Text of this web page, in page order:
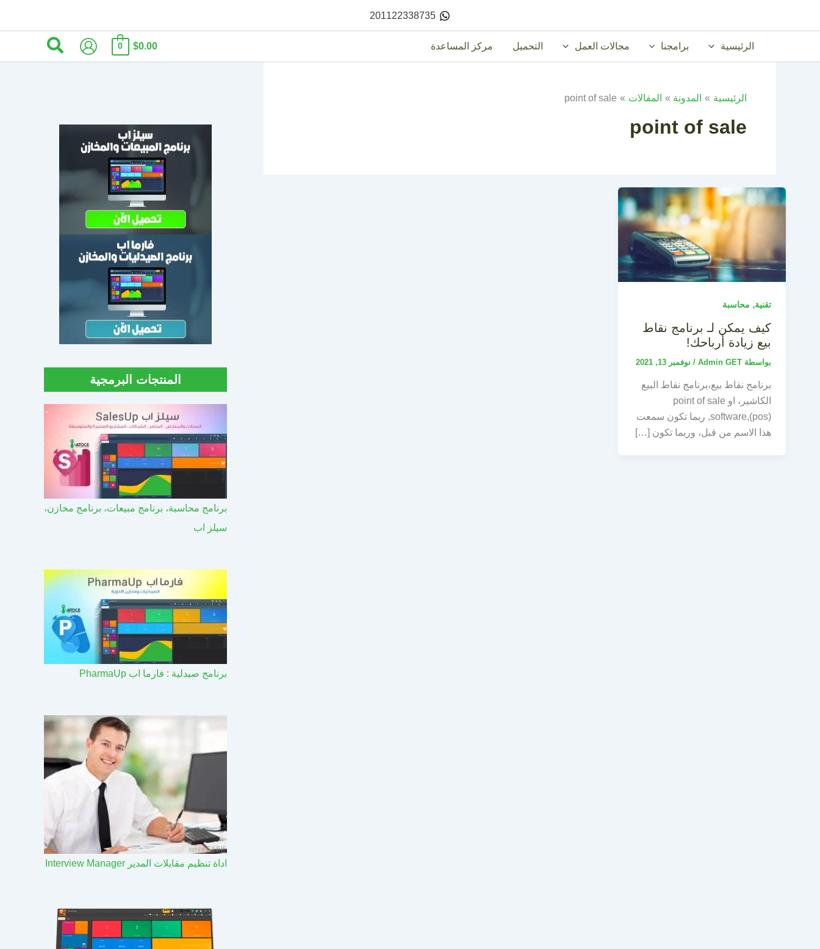
201122338735
الرئيسية برامجنا مجالات العمل التحميل مركز المساعدة $0.00
0 البحث
الرئيسية المدونة المقالات point of sale
point of sale
تقنية, محاسبة
كيف يمكن لـ برنامج نقاط
بيع زيادة أرباحك!
بواسطة Admin GET
/ نوفمبر 13, 2021
برنامج نقاط بيع،برنامج نقاط البيع
الكاشير، او point of sale
software,(pos), ربما تكون سمعت
هذا الاسم من قبل، وربما تكون […]
المنتجات البرمجية
برنامج محاسبة، برنامج مبيعات، برنامج مخازن،
سيلز اب
برنامج صيدلية : فارما اب PharmaUp​
اداة تنظيم مقابلات المدير Interview Manager